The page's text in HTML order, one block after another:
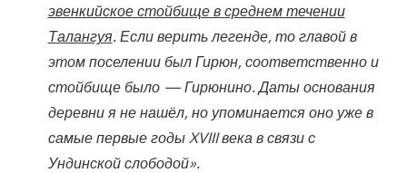
эвенкийское стойбище в среднем течении
Талангуя. Если верить легенде, то главой в
этом поселении был Гирюн, соответственно и
стойбище было — Гирюнино. Даты основания
деревни я не нашёл, но упоминается оно уже в
самые первые годы XVIII века в связи с
Ундинской слободой».